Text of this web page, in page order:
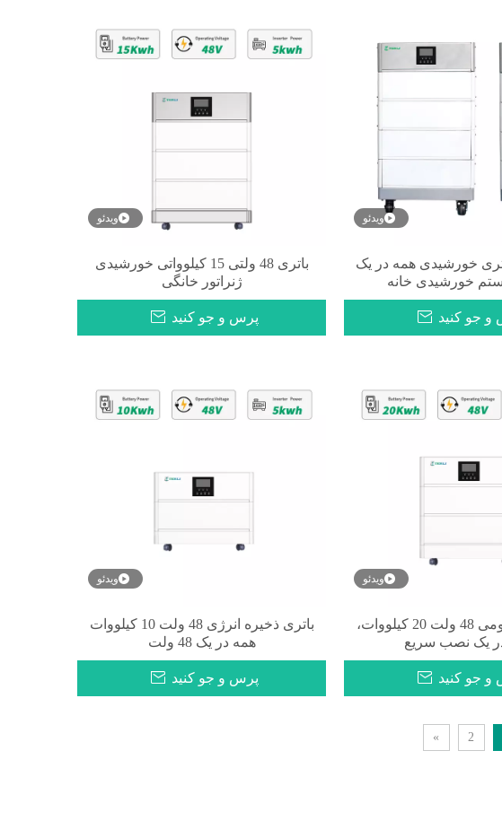
ویدئو
باتری خورشیدی همه در یک
خورشیدی خانه
و جو کنید
ویدئو
باتری 48 ولتی 15 کیلوواتی خورشیدی
ژنراتور خانگی
پرس و جو کنید
ویدئو
باتری‌های لیتیومی 48 ولت 20 کیلووات،
یک نصب سریع
و جو کنید
ویدئو
باتری ذخیره انرژی 48 ولت 10 کیلووات
همه در یک 48 ولت
پرس و جو کنید
2
»